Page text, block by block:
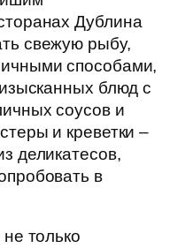
Дублина
свежую рыбу,
способами,
блюд с
соусов и
и креветки –
деликатесов,
в
только